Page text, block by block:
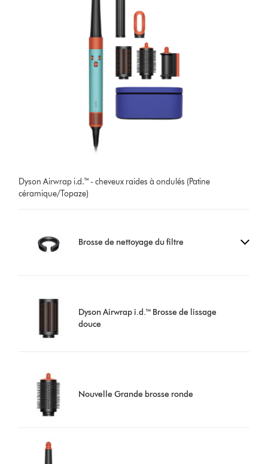
Dyson Airwrap i.d.™ - cheveux raides à ondulés (Patine
céramique/Topaze)
Brosse de nettoyage du filtre
Dyson Airwrap i.d.™ Brosse de lissage
douce
Nouvelle Grande brosse ronde